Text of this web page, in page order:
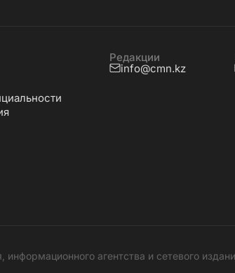
Редакции
info@cmn.kz
информационного агентства и сетевого